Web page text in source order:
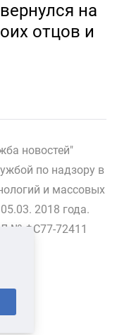
на
отцов и
новостей"
по надзору в
и массовых
2018 года.
№ ФС77-72411